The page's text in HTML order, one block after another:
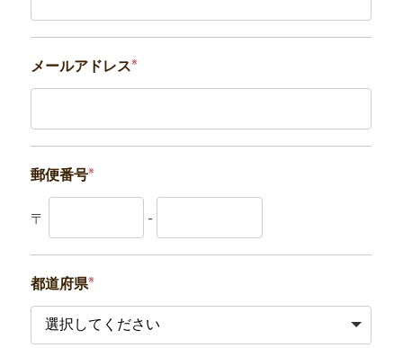
メールアドレス※
郵便番号※
〒 -
都道府県※